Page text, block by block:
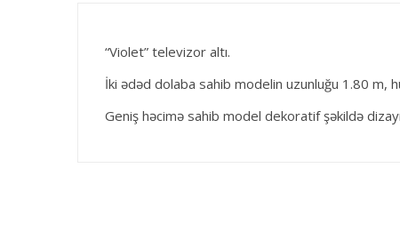
“Violet” televizor altı.
İki ədəd dolaba sahib modelin uzunluğu 1.80 m,
Geniş həcimə sahib model dekoratif şəkildə